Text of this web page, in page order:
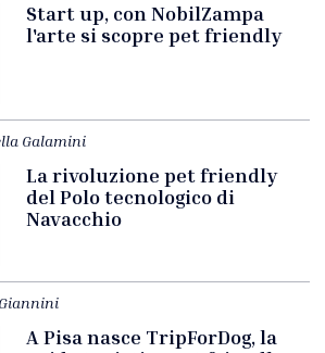
Start up, con NobilZampa
l'arte si scopre pet friendly
Galamini
La rivoluzione pet friendly
del Polo tecnologico di
Navacchio
A Pisa nasce TripForDog, la